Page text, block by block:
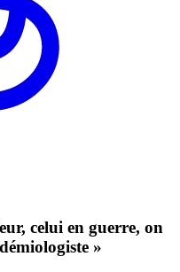
celui en guerre, on
»